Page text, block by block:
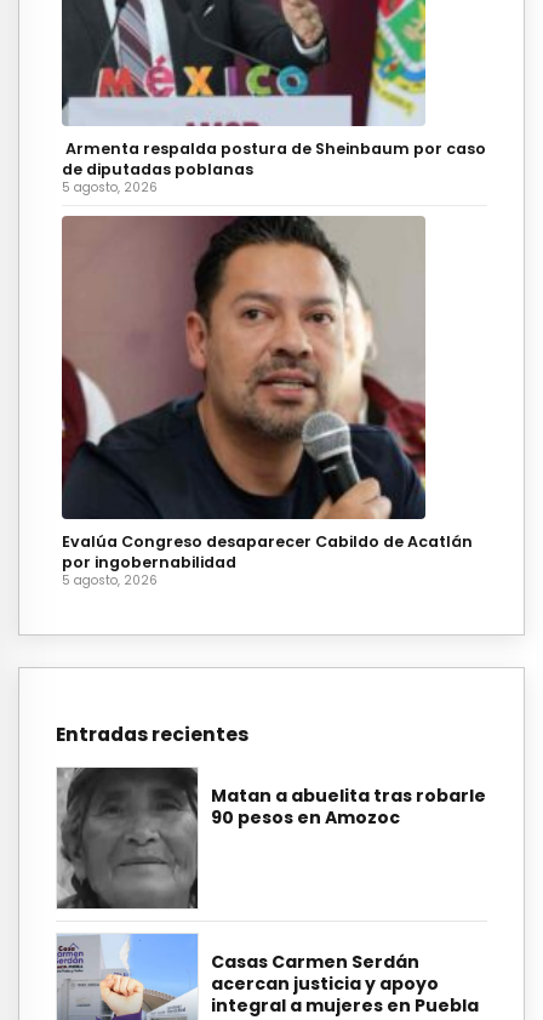
Armenta respalda postura de Sheinbaum por caso
de diputadas poblanas
5 agosto, 2026
Evalúa Congreso desaparecer Cabildo de Acatlán
por ingobernabilidad
5 agosto, 2026
Entradas recientes
Matan a abuelita tras robarle
90 pesos en Amozoc
Casas Carmen Serdán
acercan justicia y apoyo
integral a mujeres en Puebla